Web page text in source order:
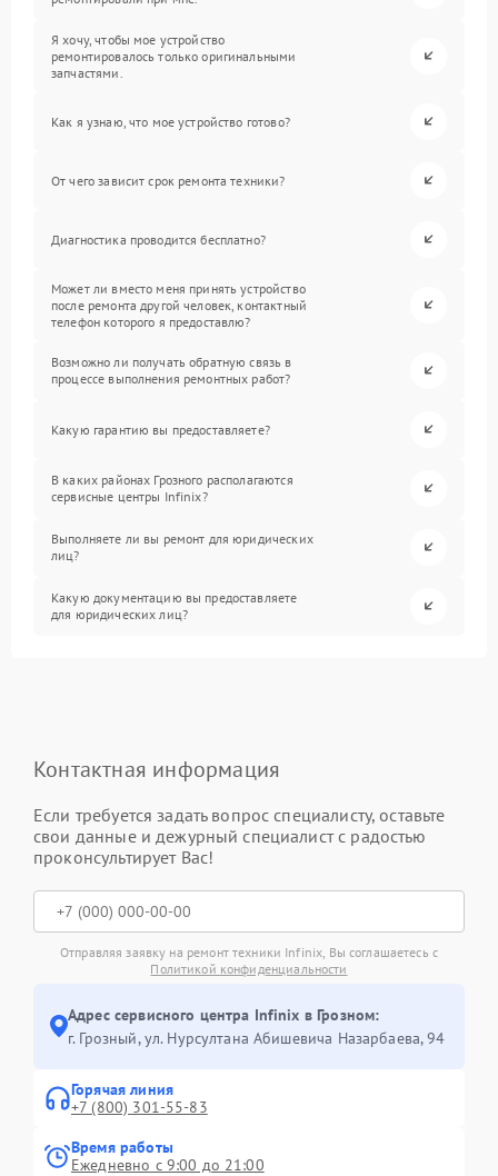
Я хочу, чтобы мое устройство
ремонтировалось только оригинальными
запчастями.
Как я узнаю, что мое устройство готово?
От чего зависит срок ремонта техники?
Диагностика проводится бесплатно?
Может ли вместо меня принять устройство
после ремонта другой человек, контактный
телефон которого я предоставлю?
Возможно ли получать обратную связь в
процессе выполнения ремонтных работ?
Какую гарантию вы предоставляете?
В каких районах Грозного располагаются
сервисные центры Infinix?
Выполняете ли вы ремонт для юридических
лиц?
Какую документацию вы предоставляете
для юридических лиц?
Контактная информация
Если требуется задать вопрос специалисту, оставьте
свои данные и дежурный специалист с радостью
проконсультирует Вас!
Отправляя заявку на ремонт техники Infinix, Вы соглашаетесь с
Политикой конфиденциальности
Адрес сервисного центра Infinix в Грозном:
г. Грозный, ул. Нурсултана Абишевича Назарбаева, 94
Горячая линия
+7 (800) 301-55-83
Время работы
Ежедневно с 9:00 до 21:00